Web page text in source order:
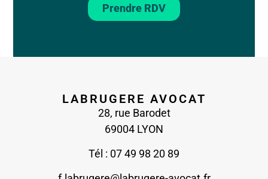
Prendre RDV
LABRUGERE AVOCAT
28, rue Barodet
69004 LYON
Tél : 07 49 98 20 89